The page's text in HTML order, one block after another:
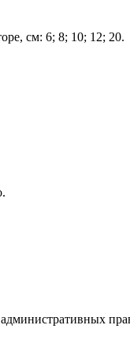
см: 6; 8; 10; 12; 20.